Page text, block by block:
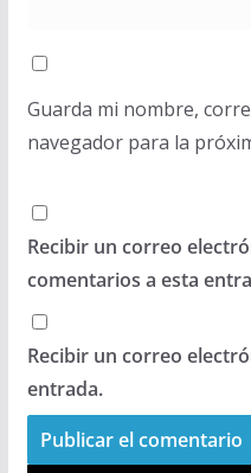
Guarda mi nombre,
navegador para la
Recibir un correo
comentarios a esta
Recibir un correo
entrada.